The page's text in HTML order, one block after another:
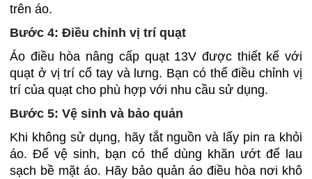
trên áo.
Bước 4: Điều chỉnh vị trí quạt
Áo điều hòa nâng cấp quạt 13V được thiết kế với
quạt ở vị trí cổ tay và lưng. Bạn có thể điều chỉnh vị
trí của quạt cho phù hợp với nhu cầu sử dụng.
Bước 5: Vệ sinh và bảo quản
Khi không sử dụng, hãy tắt nguồn và lấy pin ra khỏi
áo. Để vệ sinh, bạn có thể dùng khăn ướt để lau
sạch bề mặt áo. Hãy bảo quản áo điều hòa nơi khô